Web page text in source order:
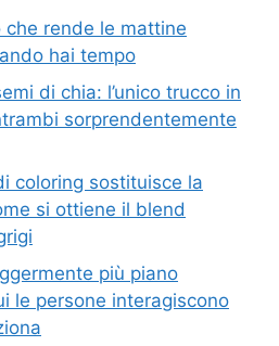
rende le mattine
hai tempo
di chia: l’unico trucco in
sorprendentemente
coloring sostituisce la
si ottiene il blend
più piano
le persone interagiscono